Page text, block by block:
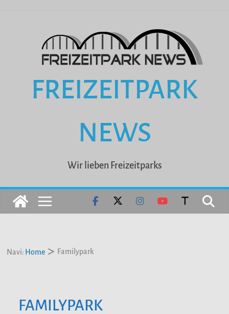
FREIZEITPARK
NEWS
Wir lieben Freizeitparks
Navi: Home Familypark
FAMILYPARK